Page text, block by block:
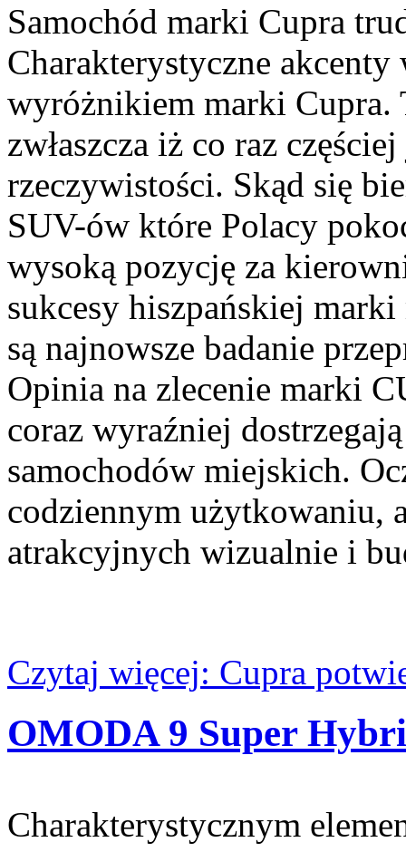
Samochód marki Cupra
Charakterystyczne
wyróżnikiem marki Cupra.
zwłaszcza iż co raz
rzeczywistości. Skąd się
SUV-ów które Polacy
wysoką pozycję za
sukcesy hiszpańskiej
są najnowsze badanie
Opinia na zlecenie marki
coraz wyraźniej
samochodów miejskich.
codziennym użytkowaniu,
atrakcyjnych wizualnie i
Czytaj więcej: Cupra
OMODA 9 Super
Charakterystycznym